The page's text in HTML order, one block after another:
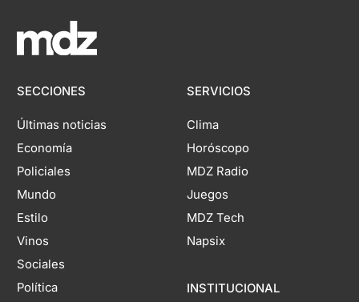
SECCIONES
Últimas noticias
Economía
Policiales
Mundo
Estilo
Vinos
Sociales
Política
SERVICIOS
Clima
Horóscopo
MDZ Radio
Juegos
MDZ Tech
Napsix
INSTITUCIONAL